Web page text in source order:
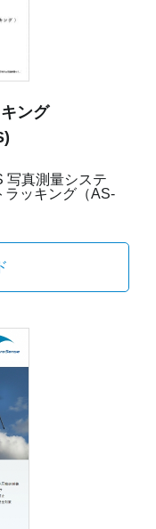
ング
写真測量システ
ラッキング（AS-